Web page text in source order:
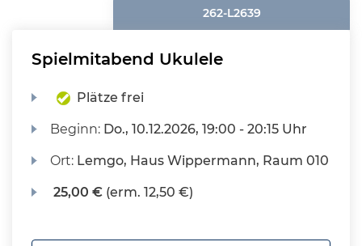
262-L2639
Spielmitabend Ukulele
Plätze frei
Beginn: Do., 10.12.2026, 19:00 - 20:15 Uhr
Ort: Lemgo, Haus Wippermann, Raum 010
25,00 € (erm. 12,50 €)